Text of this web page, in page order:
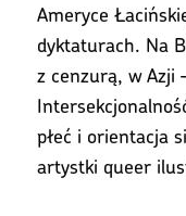
Ameryce
dyktaturach. Na
z cenzurą, w Azji
płeć i orientacja
artystki queer